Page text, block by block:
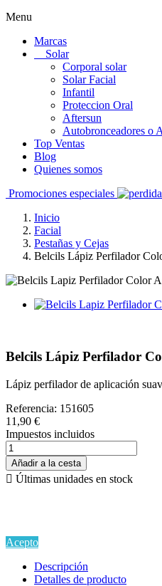
Menu
Marcas
Solar
Corporal solar
Solar Facial
Infantil
Proteccion Oral
Aftersun
Autobronceadores o
Top Ventas
Blog
Quienes somos
Promociones especiales
Inicio
Facial
Pestañas y Cejas
Belcils Lápiz Perfilador
Belcils Lápiz Perfilador
Lápiz perfilador de aplicación
Referencia: 151605
11,90 €
Impuestos incluidos
Añadir a la cesta
 Últimas unidades en stock
Acepto
Descripción
Detalles de producto